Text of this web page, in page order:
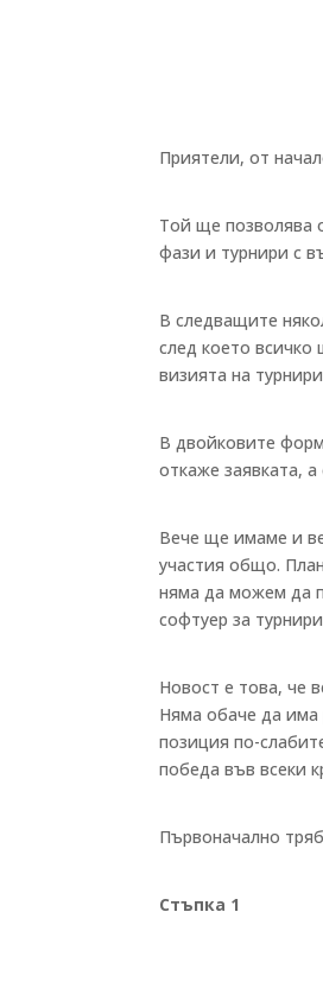
Приятели, от
Той ще позволява
фази и турнири с
В следващите
след което
визията на
В двойковите
откаже заявката,
Вече ще имаме и
участия общо.
няма да можем да
софтуер за
Новост е това, че
Няма обаче да има
позиция по-
победа във всеки
Първоначално
Стъпка 1